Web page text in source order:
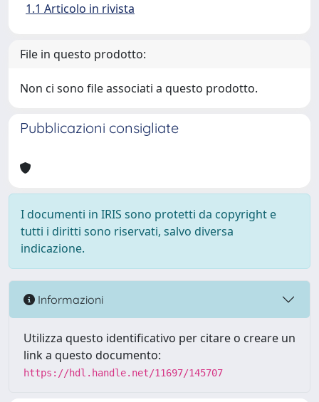
1.1 Articolo in rivista
File in questo prodotto:
Non ci sono file associati a questo prodotto.
Pubblicazioni consigliate
I documenti in IRIS sono protetti da copyright e
tutti i diritti sono riservati, salvo diversa
indicazione.
Informazioni
Utilizza questo identificativo per citare o creare un
link a questo documento:
https://hdl.handle.net/11697/145707